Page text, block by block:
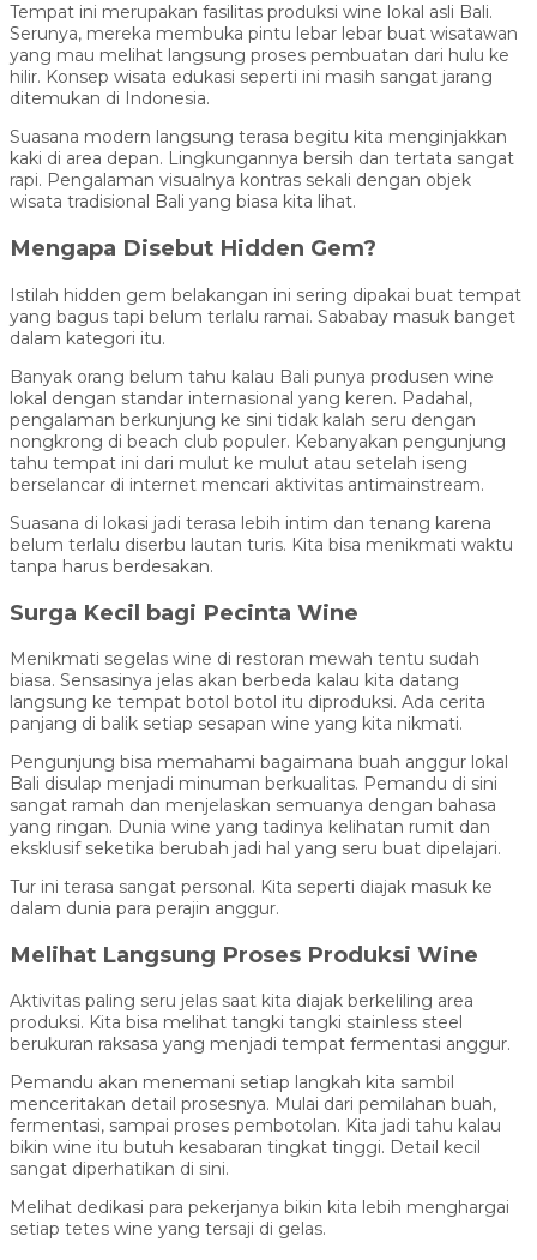
Tempat ini merupakan fasilitas produksi wine lokal asli Bali.
Serunya, mereka membuka pintu lebar lebar buat wisatawan
yang mau melihat langsung proses pembuatan dari hulu ke
hilir. Konsep wisata edukasi seperti ini masih sangat jarang
ditemukan di Indonesia.
Suasana modern langsung terasa begitu kita menginjakkan
kaki di area depan. Lingkungannya bersih dan tertata sangat
rapi. Pengalaman visualnya kontras sekali dengan objek
wisata tradisional Bali yang biasa kita lihat.
Mengapa Disebut Hidden Gem?
Istilah hidden gem belakangan ini sering dipakai buat tempat
yang bagus tapi belum terlalu ramai. Sababay masuk banget
dalam kategori itu.
Banyak orang belum tahu kalau Bali punya produsen wine
lokal dengan standar internasional yang keren. Padahal,
pengalaman berkunjung ke sini tidak kalah seru dengan
nongkrong di beach club populer. Kebanyakan pengunjung
tahu tempat ini dari mulut ke mulut atau setelah iseng
berselancar di internet mencari aktivitas antimainstream.
Suasana di lokasi jadi terasa lebih intim dan tenang karena
belum terlalu diserbu lautan turis. Kita bisa menikmati waktu
tanpa harus berdesakan.
Surga Kecil bagi Pecinta Wine
Menikmati segelas wine di restoran mewah tentu sudah
biasa. Sensasinya jelas akan berbeda kalau kita datang
langsung ke tempat botol botol itu diproduksi. Ada cerita
panjang di balik setiap sesapan wine yang kita nikmati.
Pengunjung bisa memahami bagaimana buah anggur lokal
Bali disulap menjadi minuman berkualitas. Pemandu di sini
sangat ramah dan menjelaskan semuanya dengan bahasa
yang ringan. Dunia wine yang tadinya kelihatan rumit dan
eksklusif seketika berubah jadi hal yang seru buat dipelajari.
Tur ini terasa sangat personal. Kita seperti diajak masuk ke
dalam dunia para perajin anggur.
Melihat Langsung Proses Produksi Wine
Aktivitas paling seru jelas saat kita diajak berkeliling area
produksi. Kita bisa melihat tangki tangki stainless steel
berukuran raksasa yang menjadi tempat fermentasi anggur.
Pemandu akan menemani setiap langkah kita sambil
menceritakan detail prosesnya. Mulai dari pemilahan buah,
fermentasi, sampai proses pembotolan. Kita jadi tahu kalau
bikin wine itu butuh kesabaran tingkat tinggi. Detail kecil
sangat diperhatikan di sini.
Melihat dedikasi para pekerjanya bikin kita lebih menghargai
setiap tetes wine yang tersaji di gelas.